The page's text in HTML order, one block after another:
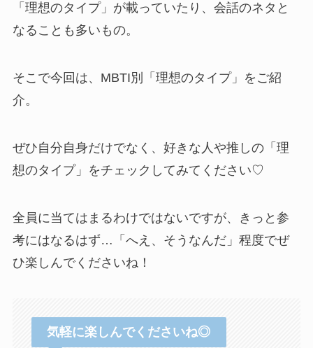
「理想のタイプ」が載っていたり、会話のネタと
なることも多いもの。
そこで今回は、MBTI別「理想のタイプ」をご紹
介。
ぜひ自分自身だけでなく、好きな人や推しの「理
想のタイプ」をチェックしてみてください♡
全員に当てはまるわけではないですが、きっと参
考にはなるはず…「へえ、そうなんだ」程度でぜ
ひ楽しんでくださいね！
気軽に楽しんでくださいね◎